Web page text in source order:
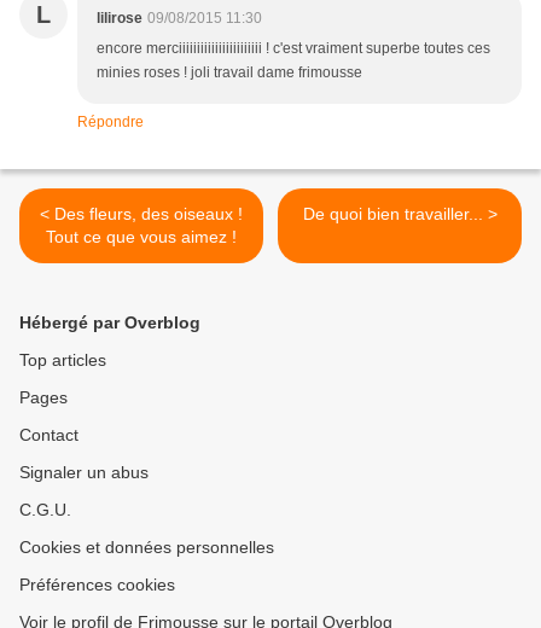
L lilirose 09/08/2015 11:30
encore merciiiiiiiiiiiiiiiiiiiiiii ! c'est vraiment superbe toutes ces
minies roses ! joli travail dame frimousse
Répondre
< Des fleurs, des oiseaux !
Tout ce que vous aimez !
De quoi bien travailler... >
Hébergé par Overblog
Top articles
Pages
Contact
Signaler un abus
C.G.U.
Cookies et données personnelles
Préférences cookies
Voir le profil de Frimousse sur le portail Overblog